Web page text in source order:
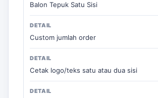
Balon Tepuk Satu Sisi
Custom jumlah order
Cetak logo/teks satu atau dua sisi